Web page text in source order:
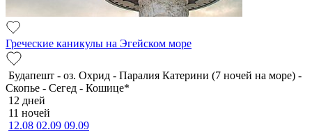
Греческие каникулы на Эгейском море
Будапешт - оз. Охрид - Паралия Катерини (7 ночей на море) -
Скопье - Сегед - Кошице*
12 дней
11 ночей
12.08 02.09 09.09